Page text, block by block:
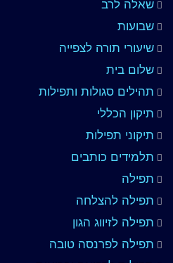
שאלה לרב
שבועות
שיעורי תורה לצפייה
שלום בית
תהילים סגולות ותפילות
תיקון הכללי
תיקוני תפילות
תלמידים כותבים
תפילה
תפילה להצלחה
תפילה לזיווג הגון
תפילה לפרנסה טובה